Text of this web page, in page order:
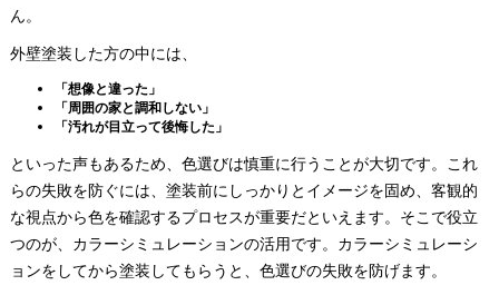
ん。
外壁塗装した方の中には、
「想像と違った」
「周囲の家と調和しない」
「汚れが目立って後悔した」
といった声もあるため、色選びは慎重に行うことが大切です。これ
らの失敗を防ぐには、塗装前にしっかりとイメージを固め、客観的
な視点から色を確認するプロセスが重要だといえます。そこで役立
つのが、カラーシミュレーションの活用です。カラーシミュレーシ
ョンをしてから塗装してもらうと、色選びの失敗を防げます。